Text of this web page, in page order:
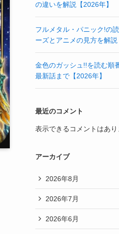
の違いを解説【2026年】
フルメタル・パニック!の
ーズとアニメの見方を解説
金色のガッシュ!!を読む順
最新話まで【2026年】
最近のコメント
表示できるコメントはあり
アーカイブ
2026年8月
2026年7月
2026年6月